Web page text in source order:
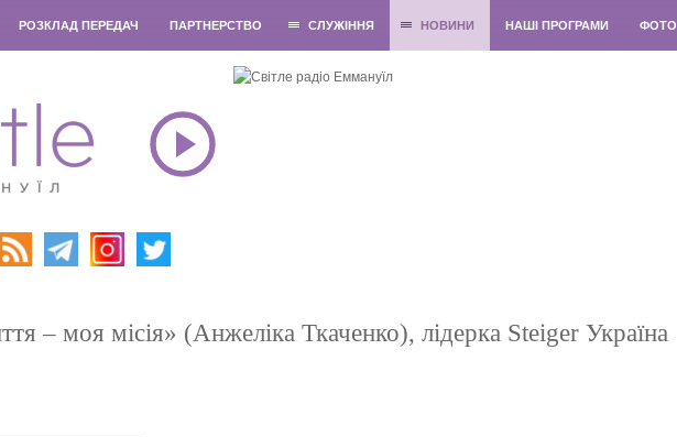
РОЗКЛАД ПЕРЕДАЧ ПАРТНЕРСТВО СЛУЖІННЯ НОВИНИ НАШІ ПРОГРАМИ ФОТО
– моя місія» (Анжеліка Ткаченко), лідерка Steiger Україна